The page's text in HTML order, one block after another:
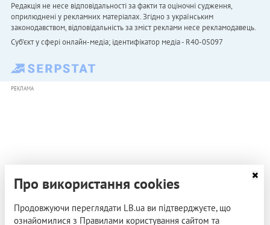
Редакція не несе відповідальності за факти та оціночні судження,
оприлюднені у рекламних матеріалах. Згідно з українським
законодавством, відповідальність за зміст реклами несе рекламодавець.
Cуб'єкт у сфері онлайн-медіа; ідентифікатор медіа - R40-05097
РЕКЛАМА
Про використання cookies
Продовжуючи переглядати LB.ua ви підтверджуєте, що
ознайомилися з Правилами користування сайтом та